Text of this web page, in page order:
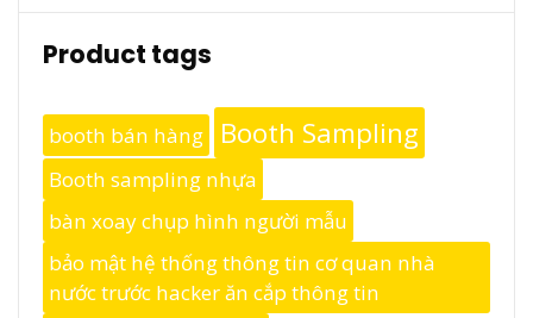
Product tags
booth bán hàng Booth Sampling
Booth sampling nhựa
bàn xoay chụp hình người mẫu
bảo mật hệ thống thông tin cơ quan nhà
nước trước hacker ăn cắp thông tin